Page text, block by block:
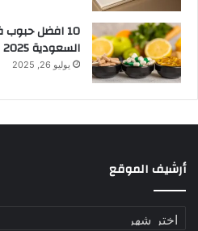
10 افضل
السعودية 2025
يوليو 26, 2025
أرشيف الموقع
أرشيف